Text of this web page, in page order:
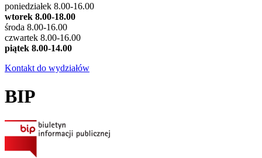
poniedziałek 8.00-16.00
wtorek 8.00-18.00
środa 8.00-16.00
czwartek 8.00-16.00
piątek 8.00-14.00
Kontakt do wydziałów
BIP